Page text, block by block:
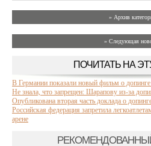
» Архив
» Следующая
ПОЧИТАТЬ НА
В Германии показали новый фильм о допинге
Не знала, что запрещен: Шарапову из-за
Опубликована вторая часть доклада о
Российская федерация запретила
арене